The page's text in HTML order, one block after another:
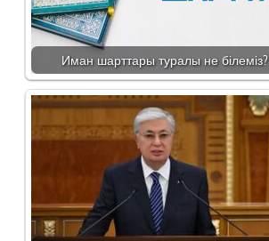
Иман шарттары туралы не білеміз?